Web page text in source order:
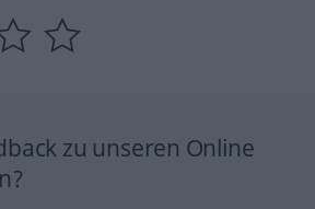
zu unseren Online